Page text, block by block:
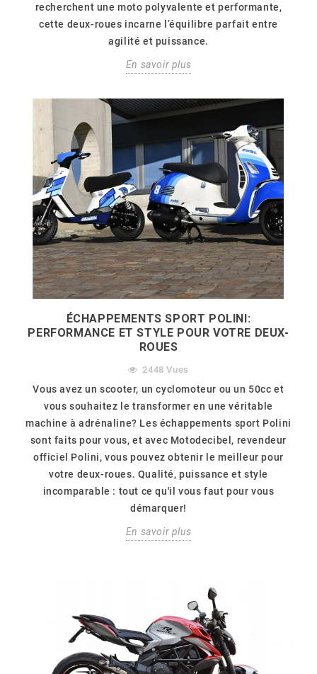
recherchent une moto polyvalente et performante,
cette deux-roues incarne l’équilibre parfait entre
agilité et puissance.
En savoir plus
ÉCHAPPEMENTS SPORT POLINI:
PERFORMANCE ET STYLE POUR VOTRE DEUX-
ROUES
2448Vues
Vous avez un scooter, un cyclomoteur ou un 50cc et
vous souhaitez le transformer en une véritable
machine à adrénaline? Les échappements sport Polini
sont faits pour vous, et avec Motodecibel, revendeur
officiel Polini, vous pouvez obtenir le meilleur pour
votre deux-roues. Qualité, puissance et style
incomparable : tout ce qu'il vous faut pour vous
démarquer!
En savoir plus